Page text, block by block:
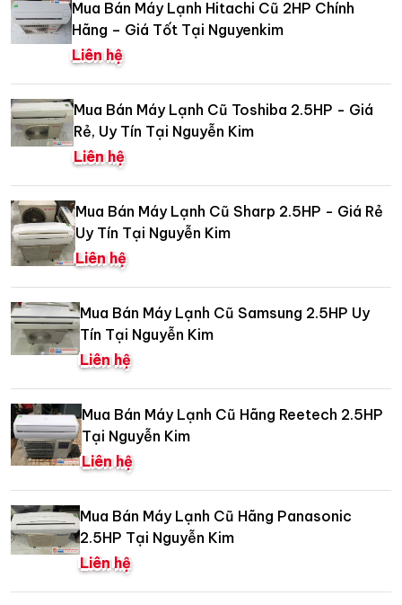
Mua Bán Máy Lạnh Hitachi Cũ 2HP Chính
Hãng – Giá Tốt Tại Nguyenkim
Liên hệ
Mua Bán Máy Lạnh Cũ Toshiba 2.5HP - Giá
Rẻ, Uy Tín Tại Nguyễn Kim
Liên hệ
Mua Bán Máy Lạnh Cũ Sharp 2.5HP - Giá Rẻ
Uy Tín Tại Nguyễn Kim
Liên hệ
Mua Bán Máy Lạnh Cũ Samsung 2.5HP Uy
Tín Tại Nguyễn Kim
Liên hệ
Mua Bán Máy Lạnh Cũ Hãng Reetech 2.5HP
Tại Nguyễn Kim
Liên hệ
Mua Bán Máy Lạnh Cũ Hãng Panasonic
2.5HP Tại Nguyễn Kim
Liên hệ